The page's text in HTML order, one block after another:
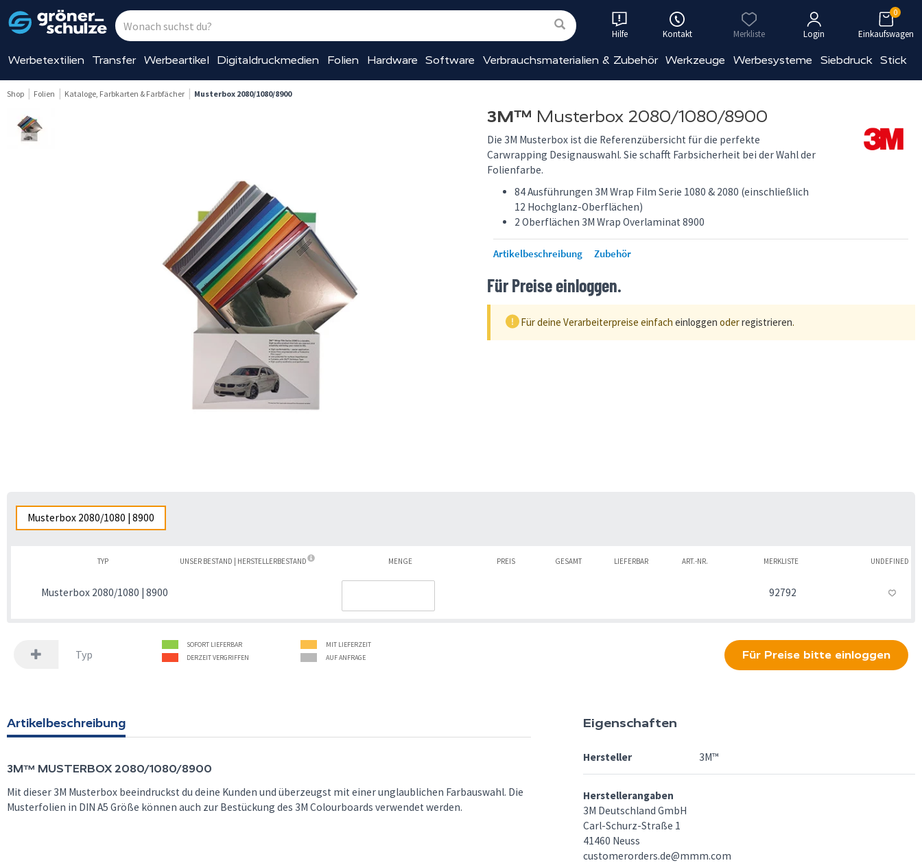
Hilfe Kontakt Merkliste Login Einkaufswagen
0
Werbetextilien Transfer Werbeartikel Digitaldruckmedien Folien Hardware Software Verbrauchsmaterialien & Zubehör Werkzeuge Werbesysteme Siebdruck Stick
Shop Folien Kataloge, Farbkarten & Farbfächer Musterbox 2080/1080/8900
3M™ Musterbox 2080/1080/8900
Die 3M Musterbox ist die Referenzübersicht für die perfekte
Carwrapping Designauswahl. Sie schafft Farbsicherheit bei der Wahl der
Folienfarbe.
84 Ausführungen 3M Wrap Film Serie 1080 & 2080 (einschließlich
12 Hochglanz-Oberflächen)
2 Oberflächen 3M Wrap Overlaminat 8900
Artikelbeschreibung Zubehör
Für Preise einloggen.
Für deine Verarbeiterpreise einfach einloggen oderregistrieren.
Musterbox 2080/1080 | 8900
TYP
Musterbox 2080/1080 | 8900
UNSER BESTAND | HERSTELLERBESTAND MENGE PREIS GESAMT LIEFERBAR ART.-NR. MERKLISTE
92792
UNDEFINED
Typ
SOFORT LIEFERBAR
MIT LIEFERZEIT
DERZEIT VERGRIFFEN
AUF ANFRAGE Für Preise bitte einloggen
Artikelbeschreibung
3M™ MUSTERBOX 2080/1080/8900
Mit dieser 3M Musterbox beeindruckst du deine Kunden und überzeugst mit einer unglaublichen Farbauswahl. Die
Musterfolien in DIN A5 Größe können auch zur Bestückung des 3M Colourboards verwendet werden.
Eigenschaften
Hersteller 3M™
Herstellerangaben
3M Deutschland GmbH
Carl-Schurz-Straße 1
41460 Neuss
customerorders.de@mmm.com